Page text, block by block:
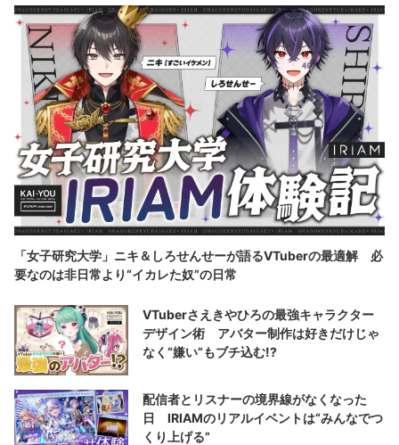
「女子研究大学」ニキ＆しろせんせーが語るVTuberの最適解 必
要なのは非日常より“イカレた奴”の日常
VTuberさえきやひろの最強キャラクター
デザイン術 アバター制作は好きだけじゃ
なく“嫌い”もブチ込む!?
配信者とリスナーの境界線がなくなった
日 IRIAMのリアルイベントは“みんなでつ
くり上げる”